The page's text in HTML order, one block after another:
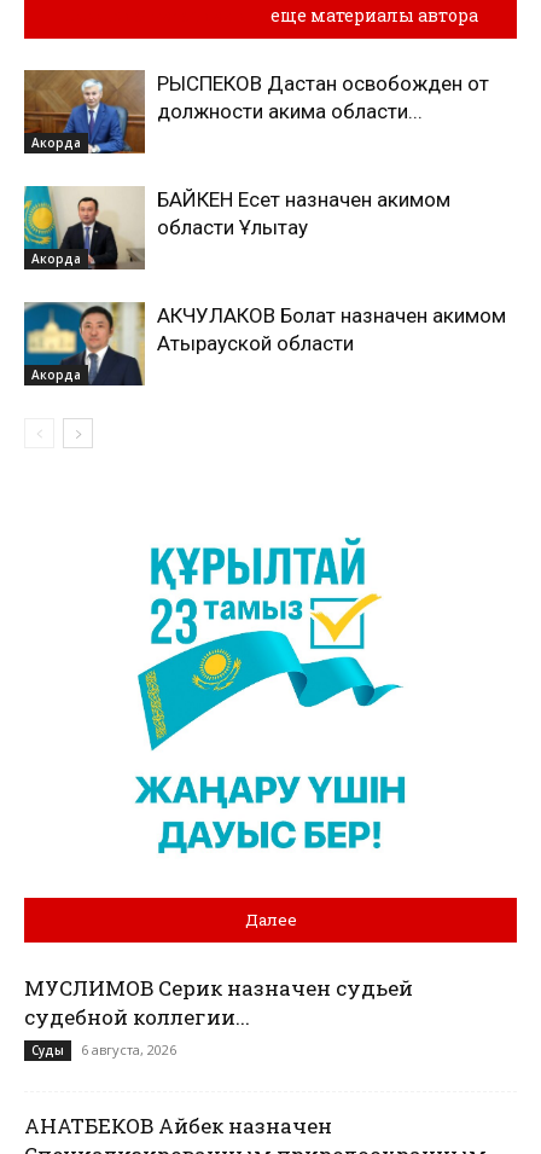
еще материалы автора
Акорда
РЫСПЕКОВ Дастан освобожден от
должности акима области...
Акорда
БАЙКЕН Есет назначен акимом
области Ұлытау
Акорда
АКЧУЛАКОВ Болат назначен акимом
Атырауской области
Далее
МУСЛИМОВ Серик назначен судьей
судебной коллегии...
Суды 6 августа, 2026
ҚАНАТБЕКОВ Айбек назначен